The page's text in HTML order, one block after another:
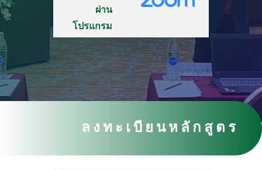
ผ่าน
โปรแกรม
ลงทะเบียนหลักสูตร